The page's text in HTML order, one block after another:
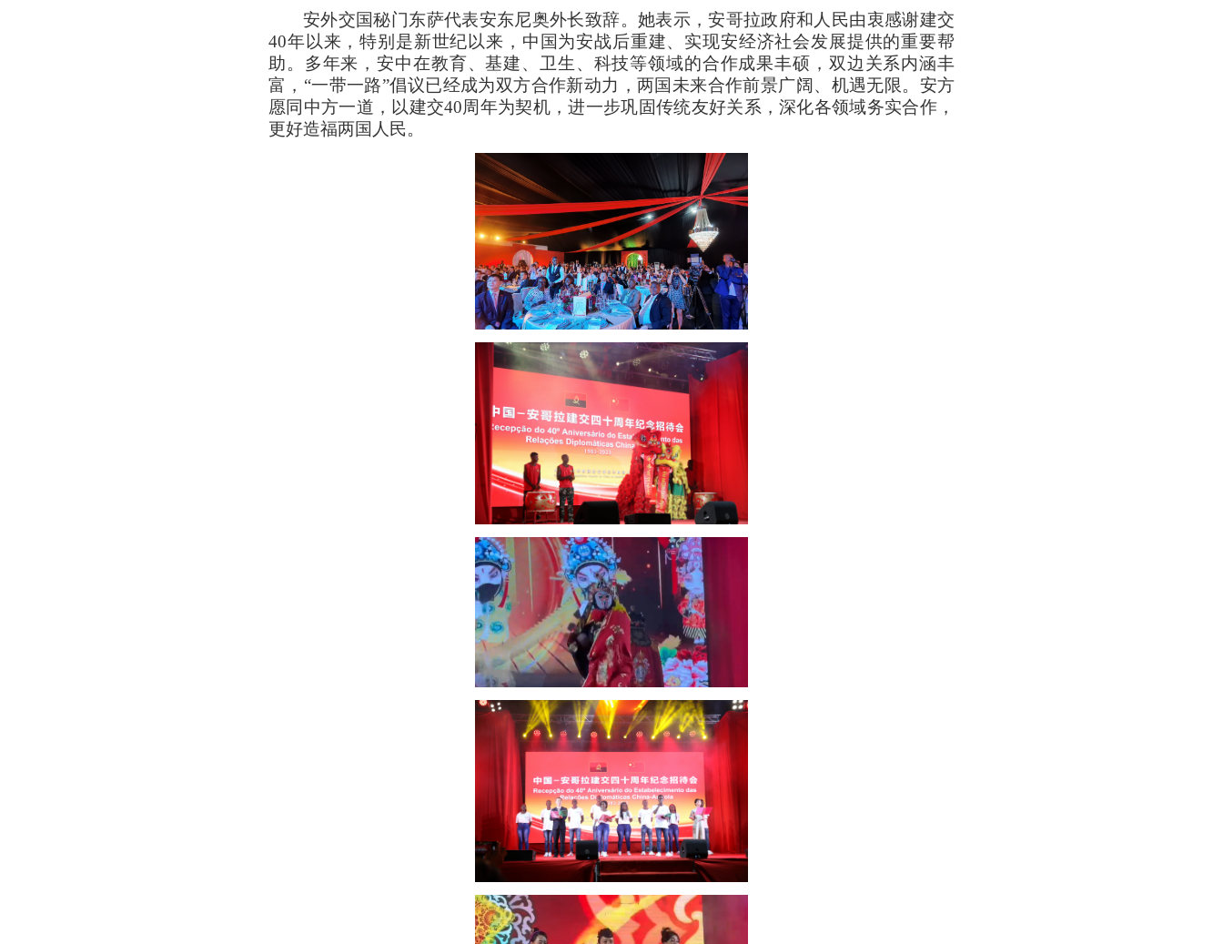
安外交国秘门东萨代表安东尼奥外长致辞。她表示，安哥拉政府和人民由衷感谢建交
40年以来，特别是新世纪以来，中国为安战后重建、实现安经济社会发展提供的重要帮
助。多年来，安中在教育、基建、卫生、科技等领域的合作成果丰硕，双边关系内涵丰
富，“一带一路”倡议已经成为双方合作新动力，两国未来合作前景广阔、机遇无限。安方
愿同中方一道，以建交40周年为契机，进一步巩固传统友好关系，深化各领域务实合作，
更好造福两国人民。